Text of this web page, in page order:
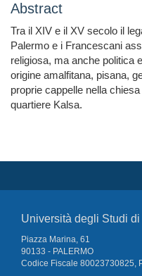
Abstract
Tra il XIV e il XV secolo il
Palermo e i Francescani
religiosa, ma anche politica
origine amalfitana, pisana,
proprie cappelle nella
quartiere Kalsa.
Università degli Studi
Piazza Marina, 61
90133 - PALERMO
Codice Fiscale 80023730825,